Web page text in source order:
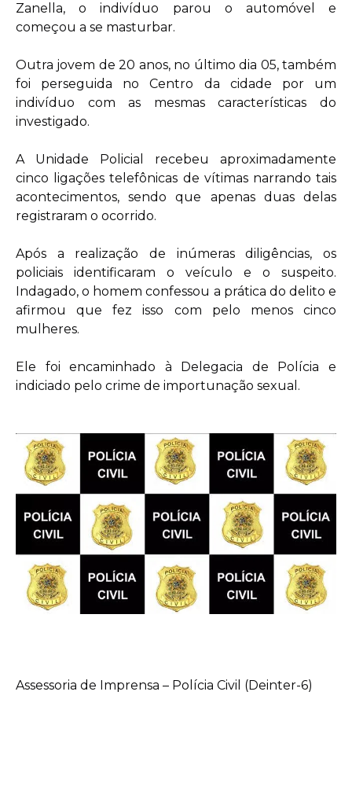
Zanella, o indivíduo parou o automóvel e
começou a se masturbar.
Outra jovem de 20 anos, no último dia 05, também
foi perseguida no Centro da cidade por um
indivíduo com as mesmas características do
investigado.
A Unidade Policial recebeu aproximadamente
cinco ligações telefônicas de vítimas narrando tais
acontecimentos, sendo que apenas duas delas
registraram o ocorrido.
Após a realização de inúmeras diligências, os
policiais identificaram o veículo e o suspeito.
Indagado, o homem confessou a prática do delito e
afirmou que fez isso com pelo menos cinco
mulheres.
Ele foi encaminhado à Delegacia de Polícia e
indiciado pelo crime de importunação sexual.
Assessoria de Imprensa – Polícia Civil (Deinter-6)